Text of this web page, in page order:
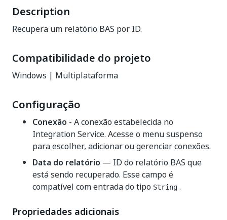
Description
Recupera um relatório BAS por ID.
Compatibilidade do projeto
Windows | Multiplataforma
Configuração
Conexão - A conexão estabelecida no
Integration Service. Acesse o menu suspenso
para escolher, adicionar ou gerenciar conexões.
Data do relatório — ID do relatório BAS que
está sendo recuperado. Esse campo é
compatível com entrada do tipo String .
Propriedades adicionais